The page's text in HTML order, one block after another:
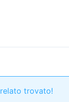
trovato!